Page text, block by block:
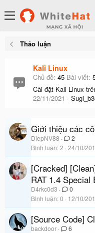
Thảo luận
Kali Linux
Chủ đề 45 Bài viết
Cài đặt Kali Linux
22/11/2021
Giới thiệu các
DiepNV88
2
Bình luận 2 24/10/
[Cracked]
RAT 1.4 Special
D4rkc0d3
0
Bình luận 0 12/10/
[Source Code]
backdoor
6